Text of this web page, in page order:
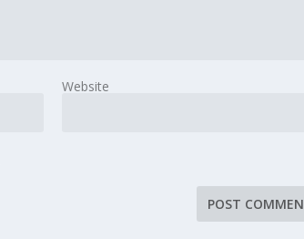
Website